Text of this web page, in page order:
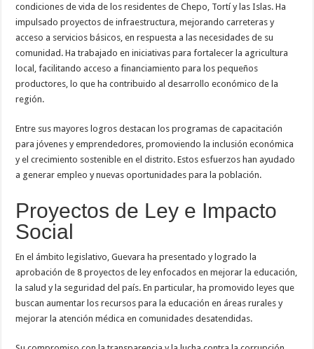
condiciones de vida de los residentes de Chepo, Tortí y las Islas. Ha
impulsado proyectos de infraestructura, mejorando carreteras y
acceso a servicios básicos, en respuesta a las necesidades de su
comunidad. Ha trabajado en iniciativas para fortalecer la agricultura
local, facilitando acceso a financiamiento para los pequeños
productores, lo que ha contribuido al desarrollo económico de la
región.
Entre sus mayores logros destacan los programas de capacitación
para jóvenes y emprendedores, promoviendo la inclusión económica
y el crecimiento sostenible en el distrito. Estos esfuerzos han ayudado
a generar empleo y nuevas oportunidades para la población.
Proyectos de Ley e Impacto
Social
En el ámbito legislativo, Guevara ha presentado y logrado la
aprobación de 8 proyectos de ley enfocados en mejorar la educación,
la salud y la seguridad del país. En particular, ha promovido leyes que
buscan aumentar los recursos para la educación en áreas rurales y
mejorar la atención médica en comunidades desatendidas.